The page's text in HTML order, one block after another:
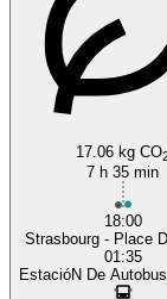
17.06 kg CO
7 h 35 min
18:00
Strasbourg - Place
01:35
EstacióN De